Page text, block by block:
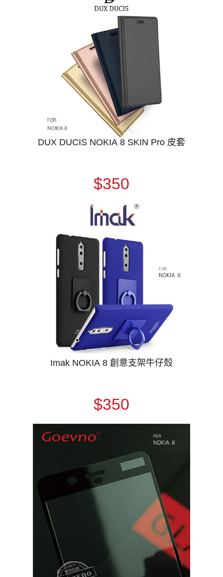
DUX DUCIS NOKIA 8 SKIN Pro 皮套
$350
Imak NOKIA 8 創意支架牛仔殼
$350